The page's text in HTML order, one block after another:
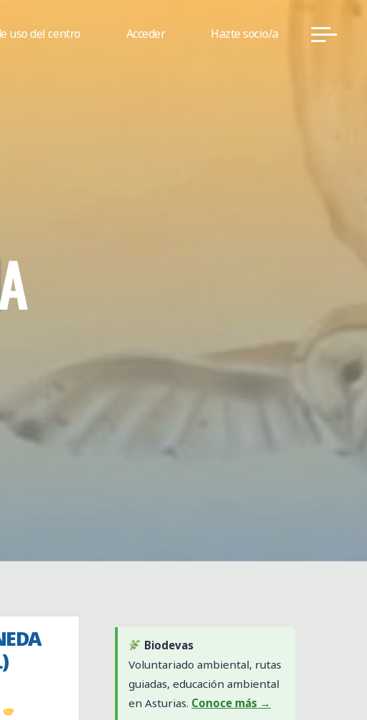
uso del centro Acceder Hazte socio/a
Biodevas
Voluntariado ambiental, rutas
guiadas, educación ambiental
en Asturias. Conoce más →